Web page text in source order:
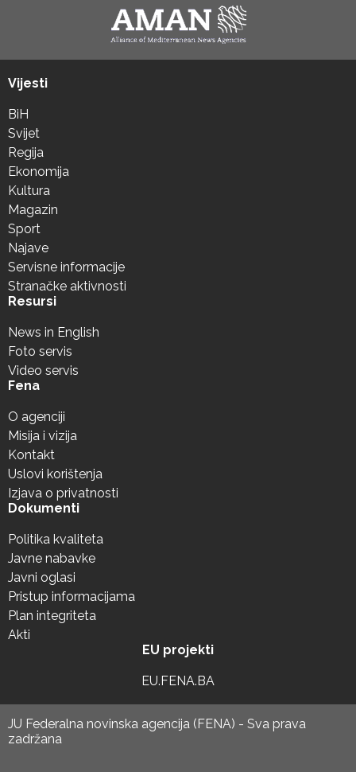
Vijesti
BiH
Svijet
Regija
Ekonomija
Kultura
Magazin
Sport
Najave
Servisne informacije
Stranačke aktivnosti
Resursi
News in English
Foto servis
Video servis
Fena
O agenciji
Misija i vizija
Kontakt
Uslovi korištenja
Izjava o privatnosti
Dokumenti
Politika kvaliteta
Javne nabavke
Javni oglasi
Pristup informacijama
Plan integriteta
Akti
EU projekti
EU.FENA.BA
JU Federalna novinska agencija (FENA) - Sva prava
zadržana